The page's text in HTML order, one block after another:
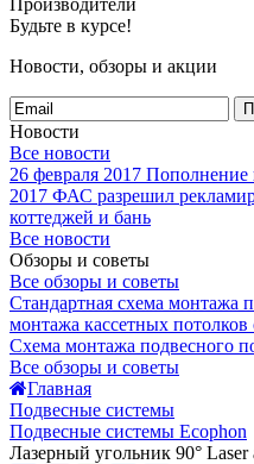
Производители
Будьте в курсе!
Новости, обзоры и акции
Новости
Все новости
26 февраля 2017 Пополнение
2017 ФАС разрешил
коттеджей и бань
Все новости
Обзоры и советы
Все обзоры и советы
Стандартная схема монтажа
монтажа кассетных
Схема монтажа подвесного
Все обзоры и советы
Главная
Подвесные системы
Подвесные системы Ecophon
Лазерный угольник 90° Laser